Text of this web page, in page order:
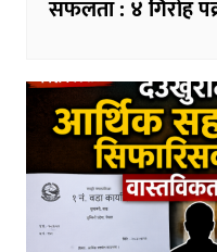
सफलता : ४ गिरोह